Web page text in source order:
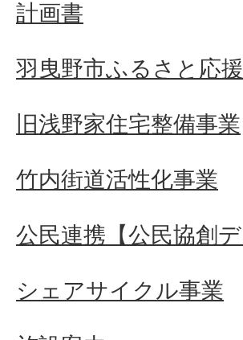
計画書
羽曳野市ふるさと応
旧浅野家住宅整備事業
竹内街道活性化事業
公民連携【公民協創デ
シェアサイクル事業